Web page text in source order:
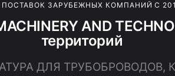
ЗАРУБЕЖНЫХ КОМПАНИЙ С
AND
территорий
ДЛЯ ТРУБОБРОВОДОВ,